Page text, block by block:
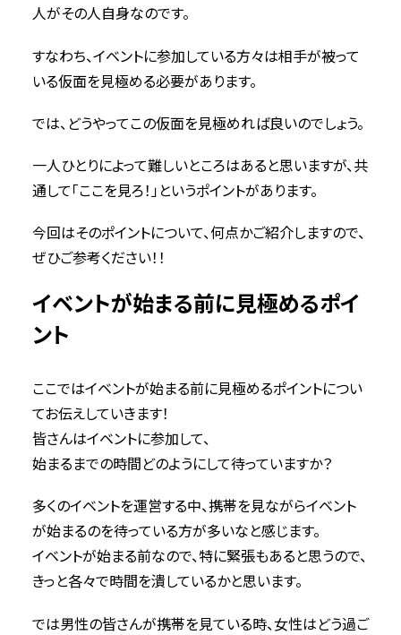
人がその人自身なのです。
すなわち、イベントに参加している方々は相手が被って
いる仮面を見極める必要があります。
では、どうやってこの仮面を見極めれば良いのでしょう。
一人ひとりによって難しいところはあると思いますが、共
通して「ここを見ろ！」というポイントがあります。
今回はそのポイントについて、何点かご紹介しますので、
ぜひご参考ください！！
イベントが始まる前に見極めるポイ
ント
ここではイベントが始まる前に見極めるポイントについ
てお伝えしていきます！
皆さんはイベントに参加して、
始まるまでの時間どのようにして待っていますか？
多くのイベントを運営する中、携帯を見ながらイベント
が始まるのを待っている方が多いなと感じます。
イベントが始まる前なので、特に緊張もあると思うので、
きっと各々で時間を潰しているかと思います。
では男性の皆さんが携帯を見ている時、女性はどう過ご